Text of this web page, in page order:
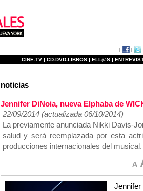
CINE-TV | CD-DVD-LIBROS | ELL@S |
noticias
Jennifer DiNoia, nueva Elphaba de
22/09/2014 (actualizada 06/10/2014)
La previamente anunciada Nikki Davis-
salud y será reemplazada por esta
producciones internacionales del musical.